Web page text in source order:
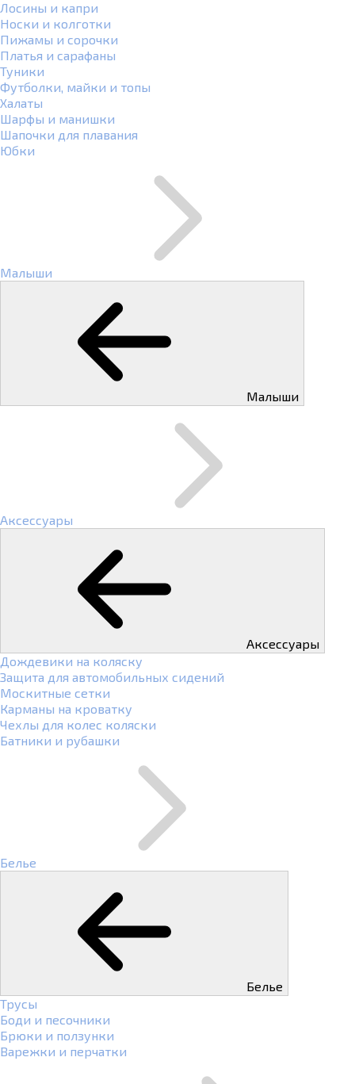
Лосины и капри
Носки и колготки
Пижамы и сорочки
Платья и сарафаны
Туники
Футболки, майки и топы
Халаты
Шарфы и манишки
Шапочки для плавания
Юбки
Малыши
Малыши
Аксессуары
Аксессуары
Дождевики на коляску
Защита для автомобильных сидений
Москитные сетки
Карманы на кроватку
Чехлы для колес коляски
Батники и рубашки
Белье
Белье
Трусы
Боди и песочники
Брюки и ползунки
Варежки и перчатки